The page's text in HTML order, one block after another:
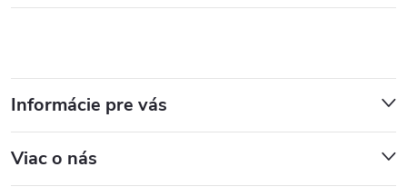
Informácie pre vás
Viac o nás